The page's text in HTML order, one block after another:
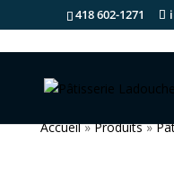
418 602-1271
Accueil»Produits»